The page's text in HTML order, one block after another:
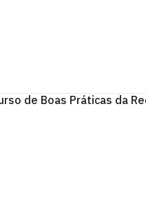
de Boas Práticas da